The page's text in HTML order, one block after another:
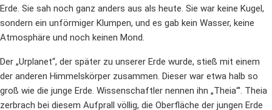
Erde. Sie sah noch ganz anders aus als heute. Sie war keine Kugel,
sondern ein unförmiger Klumpen, und es gab kein Wasser, keine
Atmosphäre und noch keinen Mond.
Der „Urplanet“, der später zu unserer Erde wurde, stieß mit einem
der anderen Himmelskörper zusammen. Dieser war etwa halb so
groß wie die junge Erde. Wissenschaftler nennen ihn „Theia“'. Theia
zerbrach bei diesem Aufprall völlig, die Oberfläche der jungen Erde